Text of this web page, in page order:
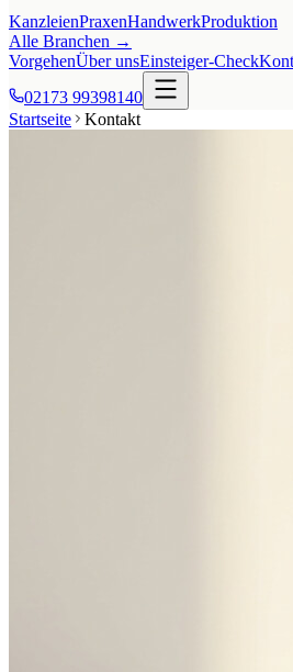
KanzleienPraxenHandwerkProduktion
Alle Branchen →
VorgehenÜber unsEinsteiger-Check
02173 99398140
Startseite
Kontakt